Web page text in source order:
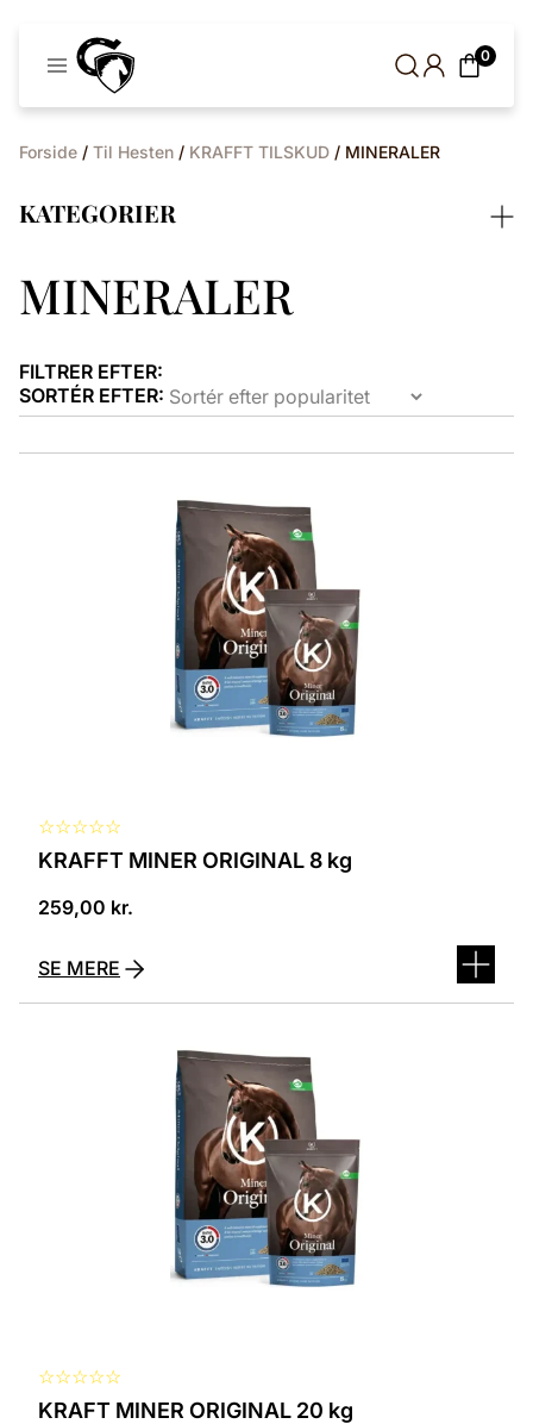
0
Forside / Til Hesten / KRAFFT TILSKUD / MINERALER
KATEGORIER
MINERALER
FILTRER EFTER:
SORTÉR EFTER:
☆☆☆☆☆
KRAFFT MINER ORIGINAL 8 kg
259,00 kr.
SE MERE
☆☆☆☆☆
KRAFT MINER ORIGINAL 20 kg